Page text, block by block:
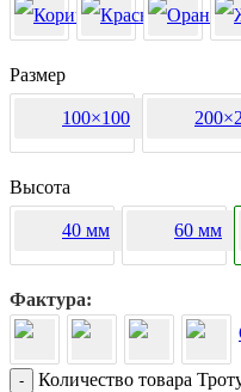
Размер
100×100
Высота
40 мм 60 мм
Фактура
-
Количество товара